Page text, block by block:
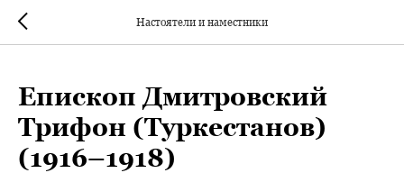
Настоятели и наместники
Епископ Дмитровский
Трифон (Туркестанов)
(1916–1918)